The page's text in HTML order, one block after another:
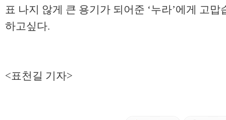
표 나지 않게 큰 용기가 되어준 ‘누라’에게 고맙
하고싶다.
<표천길 기자>